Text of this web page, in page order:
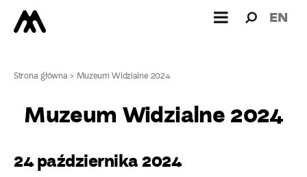
dla: EN
Strona główna> Muzeum Widzialne 2024
Muzeum Widzialne 2024
24 października 2024